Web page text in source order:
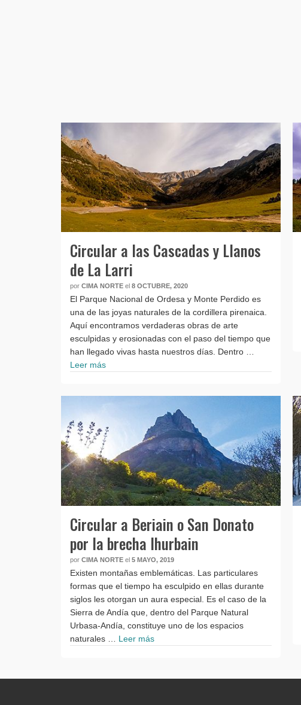
Circular a las Cascadas y Llanos
de La Larri
por CIMA NORTE el 8 OCTUBRE, 2020
El Parque Nacional de Ordesa y Monte Perdido es
una de las joyas naturales de la cordillera pirenaica.
Aquí encontramos verdaderas obras de arte
esculpidas y erosionadas con el paso del tiempo que
han llegado vivas hasta nuestros días. Dentro …
Leer más
Circular a Beriain o San Donato
por la brecha Ihurbain
por CIMA NORTE el 5 MAYO, 2019
Existen montañas emblemáticas. Las particulares
formas que el tiempo ha esculpido en ellas durante
siglos les otorgan un aura especial. Es el caso de la
Sierra de Andía que, dentro del Parque Natural
Urbasa-Andía, constituye uno de los espacios
naturales … Leer más